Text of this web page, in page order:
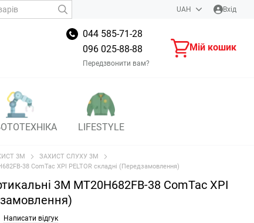
UAH Вхід
044 585-71-28
096 025-88-88
Передзвонити вам?
Мій кошик
LIFESTYLE
3M
ЗАХИСТ СЛУХУ 3M
38 ComTac XPI PELTOR складні (Передзамовлення)
3M MT20H682FB-38 ComTac XPI
Написати відгук